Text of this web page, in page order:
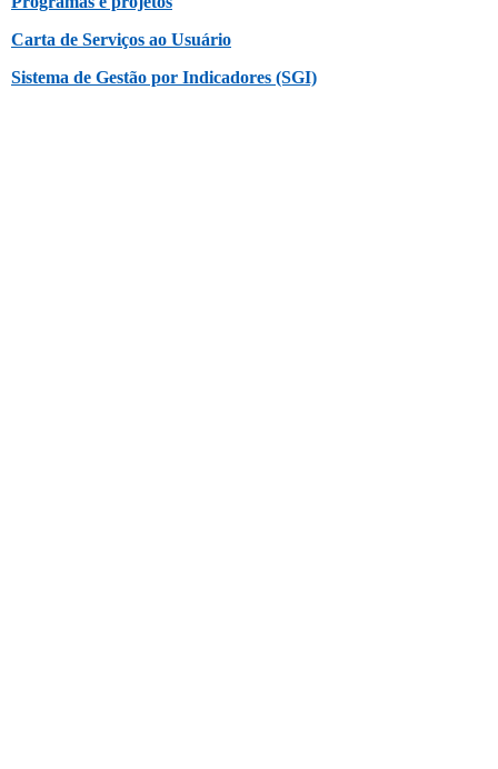
Carta de Serviços ao Usuário
Sistema de Gestão por Indicadores (SGI)